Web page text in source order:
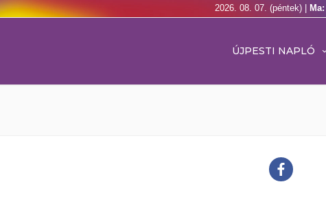
2026. 08. 07. (péntek) |
ÚJPESTI NAPLÓ